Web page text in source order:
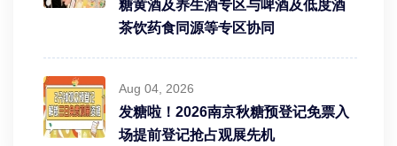
糖黄酒及养生酒专区与啤酒及低度酒
茶饮药食同源等专区协同
Aug 04, 2026
发糖啦！2026南京秋糖预登记免票入
场提前登记抢占观展先机